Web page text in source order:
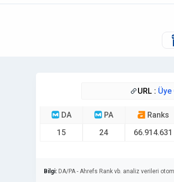
URL : Üye
DA
15
PA
24
Ranks
66.914.631
Bilgi: DA/PA - Ahrefs Rank vb. analiz verileri